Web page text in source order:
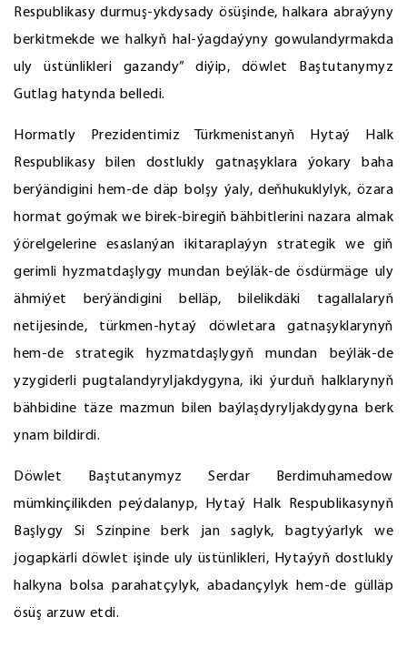
Respublikasy durmuş-ykdysady ösüşinde, halkara abraýyny
berkitmekde we halkyň hal-ýagdaýyny gowulandyrmakda
uly üstünlikleri gazandy” diýip, döwlet Baştutanymyz
Gutlag hatynda belledi.
Hormatly Prezidentimiz Türkmenistanyň Hytaý Halk
Respublikasy bilen dostlukly gatnaşyklara ýokary baha
berýändigini hem-de däp bolşy ýaly, deňhukuklylyk, özara
hormat goýmak we birek-biregiň bähbitlerini nazara almak
ýörelgelerine esaslanýan ikitaraplaýyn strategik we giň
gerimli hyzmatdaşlygy mundan beýläk-de ösdürmäge uly
ähmiýet berýändigini belläp, bilelikdäki tagallalaryň
netijesinde, türkmen-hytaý döwletara gatnaşyklarynyň
hem-de strategik hyzmatdaşlygyň mundan beýläk-de
yzygiderli pugtalandyryljakdygyna, iki ýurduň halklarynyň
bähbidine täze mazmun bilen baýlaşdyryljakdygyna berk
ynam bildirdi.
Döwlet Baştutanymyz Serdar Berdimuhamedow
mümkinçilikden peýdalanyp, Hytaý Halk Respublikasynyň
Başlygy Si Szinpine berk jan saglyk, bagtyýarlyk we
jogapkärli döwlet işinde uly üstünlikleri, Hytaýyň dostlukly
halkyna bolsa parahatçylyk, abadançylyk hem-de gülläp
ösüş arzuw etdi.